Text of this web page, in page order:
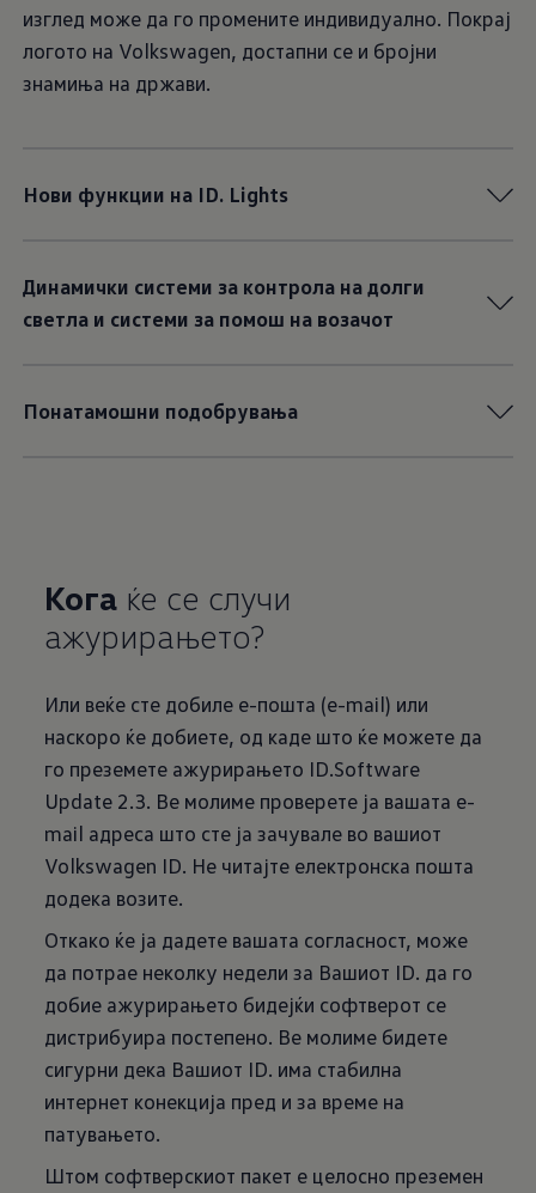
изглед може да го промените индивидуално. Покрај
логото на Volkswagen, достапни се и бројни
знамиња на држави.
Нови функции на ID. Lights
Динамички системи за контрола на долги
светла и системи за помош на возачот
Понатамошни подобрувања
Кога ќе се случи
ажурирањето?
Или веќе сте добиле е-пошта (e-mail) или
наскоро ќе добиете, од каде што ќе можете да
го преземете ажурирањето ID.Software
Update 2.3. Ве молиме проверете ја вашата e-
mail адреса што сте ја зачувале во вашиот
Volkswagen ID. Не читајте електронска пошта
додека возите.
Откако ќе ја дадете вашата согласност, може
да потрае неколку недели за Вашиот ID. да го
добие ажурирањето бидејќи софтверот се
дистрибуира постепено. Ве молиме бидете
сигурни дека Вашиот ID. има стабилна
интернет конекција пред и за време на
патувањето.
Штом софтверскиот пакет е целосно преземен